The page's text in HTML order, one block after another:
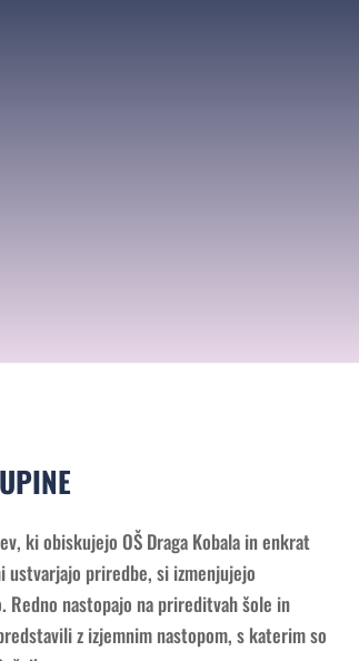
OUT
ki obiskujejo OŠ Draga Kobala in enkrat
ustvarjajo priredbe, si izmenjujejo
nastopajo na prireditvah šole in
z izjemnim nastopom, s katerim so